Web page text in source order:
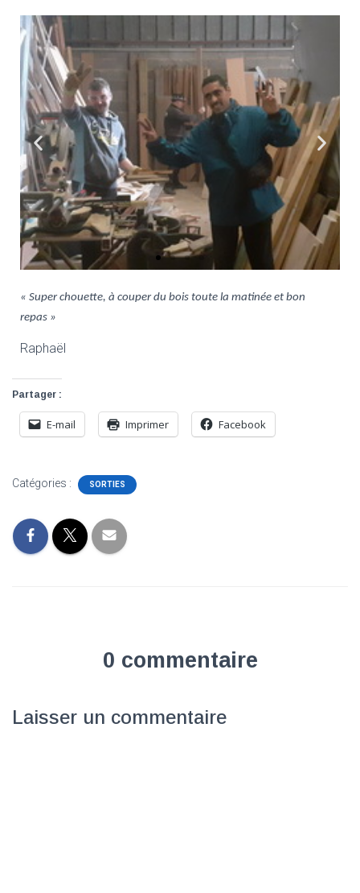
« Super chouette, à couper du bois toute la matinée et bon
repas »
Raphaël
Partager :
E-mail Imprimer Facebook
Catégories : SORTIES
0 commentaire
Laisser un commentaire